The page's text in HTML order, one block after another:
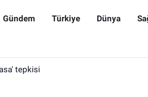
Gündem Türkiye Dünya
tepkisi